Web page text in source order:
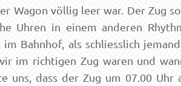
Wagon völlig leer war. Der Zug
Uhren in einem anderen
Bahnhof, als schliesslich
im richtigen Zug waren und
uns, dass der Zug um 07.00